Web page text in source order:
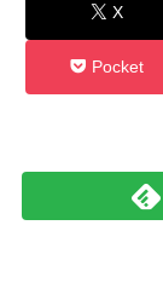
X
Pocket